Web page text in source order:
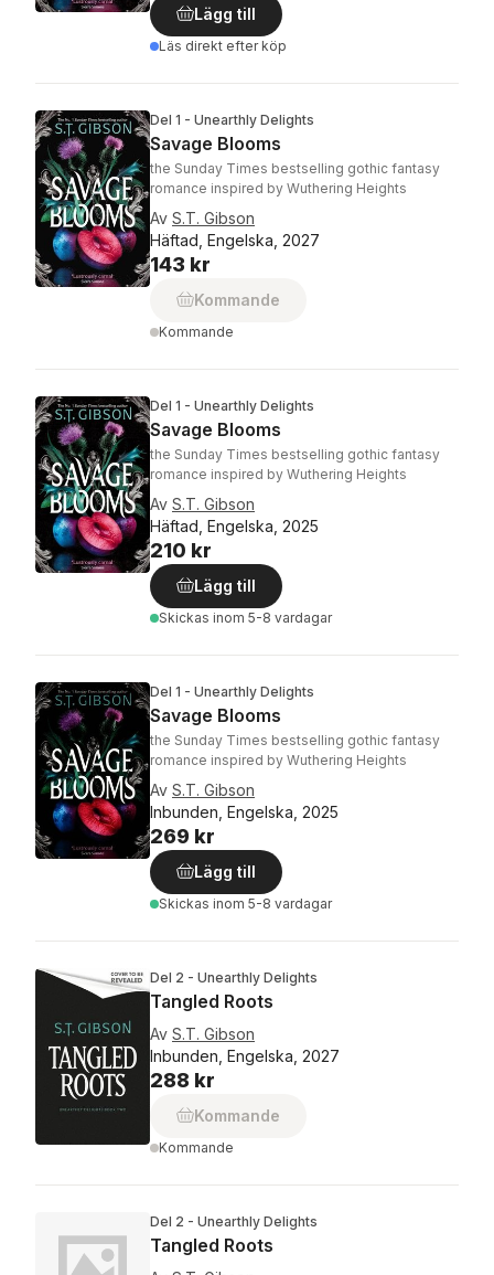
Lägg till
Läs direkt efter köp
Del 1 - Unearthly Delights
Savage Blooms
the Sunday Times bestselling gothic fantasy
romance inspired by Wuthering Heights
Av S.T. Gibson
Häftad, Engelska, 2027
143 kr
Kommande
Kommande
Del 1 - Unearthly Delights
Savage Blooms
the Sunday Times bestselling gothic fantasy
romance inspired by Wuthering Heights
Av S.T. Gibson
Häftad, Engelska, 2025
210 kr
Lägg till
Skickas inom 5-8 vardagar
Del 1 - Unearthly Delights
Savage Blooms
the Sunday Times bestselling gothic fantasy
romance inspired by Wuthering Heights
Av S.T. Gibson
Inbunden, Engelska, 2025
269 kr
Lägg till
Skickas inom 5-8 vardagar
Del 2 - Unearthly Delights
Tangled Roots
Av S.T. Gibson
Inbunden, Engelska, 2027
288 kr
Kommande
Kommande
Del 2 - Unearthly Delights
Tangled Roots